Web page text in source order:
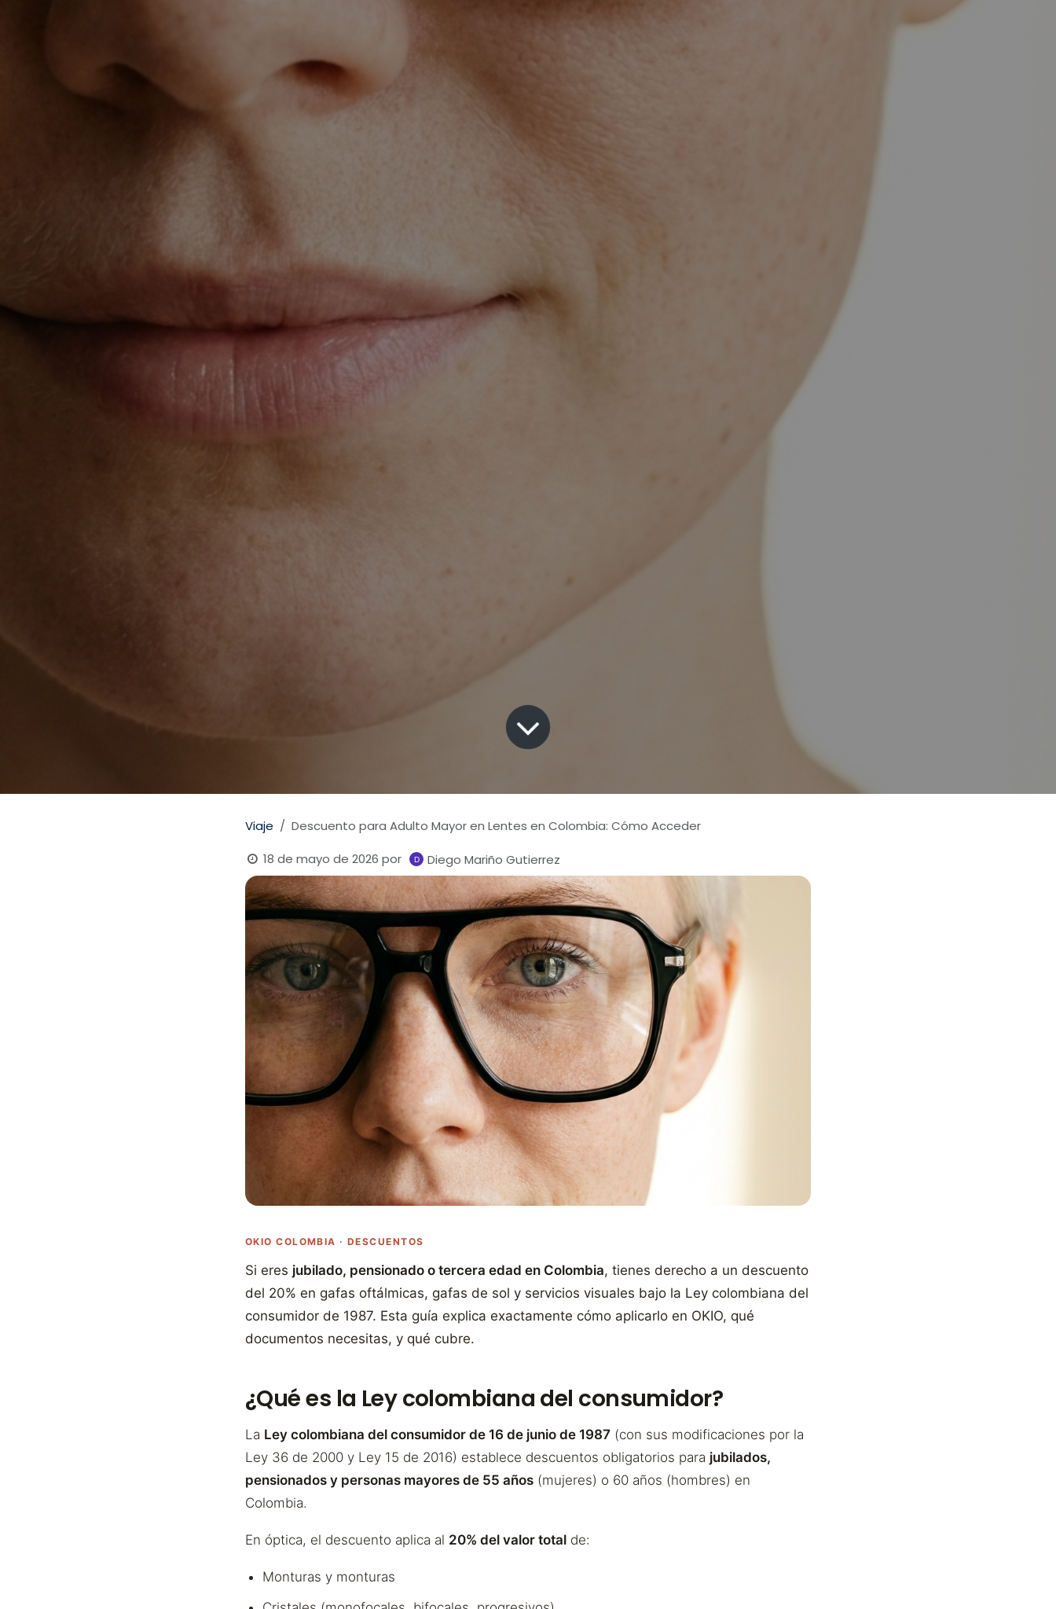
Viaje
Descuento para Adulto Mayor en Lentes en Colombia: Cómo Acceder
18 de mayo de 2026 por Diego Mariño Gutierrez
OKIO COLOMBIA · DESCUENTOS
Si eres jubilado, pensionado o tercera edad en Colombia, tienes derecho a un descuento
del 20% en gafas oftálmicas, gafas de sol y servicios visuales bajo la Ley colombiana del
consumidor de 1987. Esta guía explica exactamente cómo aplicarlo en OKIO, qué
documentos necesitas, y qué cubre.
¿Qué es la Ley colombiana del consumidor?
La Ley colombiana del consumidor de 16 de junio de 1987 (con sus modificaciones por la
Ley 36 de 2000 y Ley 15 de 2016) establece descuentos obligatorios para jubilados,
pensionados y personas mayores de 55 años (mujeres) o 60 años (hombres) en
Colombia.
En óptica, el descuento aplica al 20% del valor total de:
Monturas y monturas